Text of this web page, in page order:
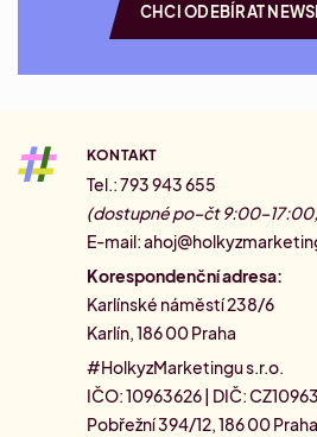
CHCI ODEBÍRAT
KONTAKT
Tel.: 793 943 655
(dostupné po–čt
E-mail:
Korespondenční adresa:
Karlínské náměstí 238/6
Karlín, 186 00 Praha
#HolkyzMarketingu s.r.o.
IČO: 10963626 | DIČ:
Pobřežní 394/12, 186 00